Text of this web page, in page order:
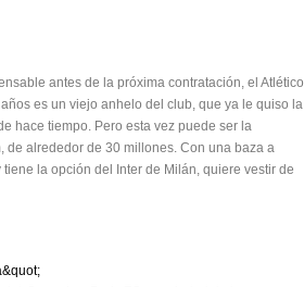
antes de la próxima contratación, el Atlético
es un viejo anhelo del club, que ya le quiso la
hace tiempo. Pero esta vez puede ser la
de alrededor de 30 millones. Con una baza a
la opción del Inter de Milán, quiere vestir de